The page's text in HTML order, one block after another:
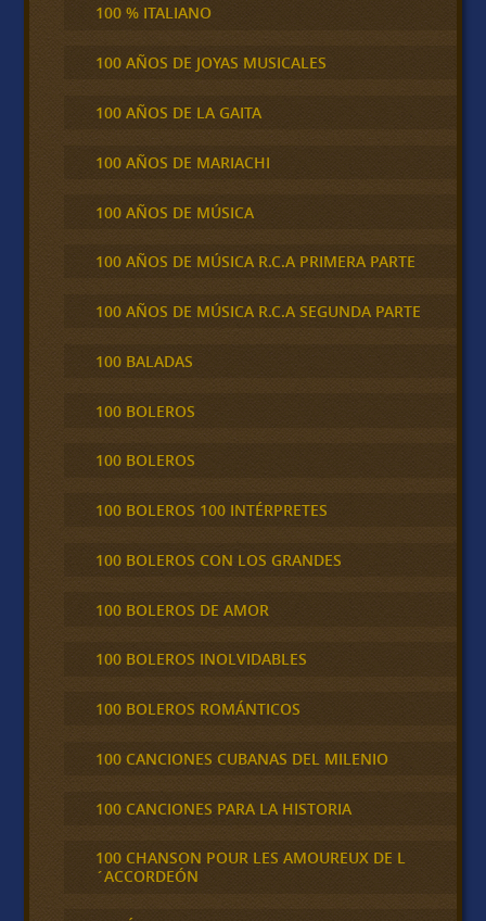
100 % ITALIANO
100 AÑOS DE JOYAS MUSICALES
100 AÑOS DE LA GAITA
100 AÑOS DE MARIACHI
100 AÑOS DE MÚSICA
100 AÑOS DE MÚSICA R.C.A PRIMERA PARTE
100 AÑOS DE MÚSICA R.C.A SEGUNDA PARTE
100 BALADAS
100 BOLEROS
100 BOLEROS
100 BOLEROS 100 INTÉRPRETES
100 BOLEROS CON LOS GRANDES
100 BOLEROS DE AMOR
100 BOLEROS INOLVIDABLES
100 BOLEROS ROMÁNTICOS
100 CANCIONES CUBANAS DEL MILENIO
100 CANCIONES PARA LA HISTORIA
100 CHANSON POUR LES AMOUREUX DE L
´ACCORDEÓN